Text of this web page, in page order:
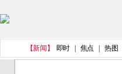
【新闻】 即时 焦点 热图